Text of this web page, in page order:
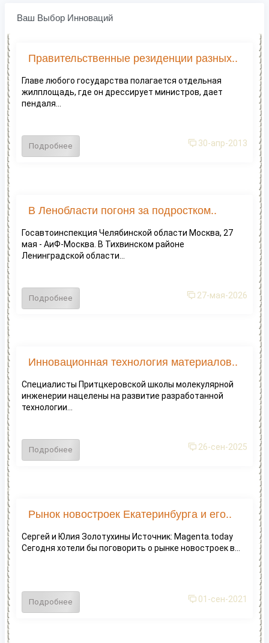
Ваш Выбор Инноваций
Правительственные резиденции разных..
Главе любого государства полагается отдельная
жилплощадь, где он дрессирует министров, дает
пендаля...
Подробнее 30-апр-2013
В Ленобласти погоня за подростком..
Госавтоинспекция Челябинской области Москва, 27
мая - АиФ-Москва. В Тихвинском районе
Ленинградской области...
Подробнее 27-мая-2026
Инновационная технология материалов..
Специалисты Притцкеровской школы молекулярной
инженерии нацелены на развитие разработанной
технологии...
Подробнее 26-сен-2025
Рынок новостроек Екатеринбурга и его..
Сергей и Юлия Золотухины Источник: Magenta.today
Сегодня хотели бы поговорить о рынке новостроек в...
Подробнее 01-сен-2021